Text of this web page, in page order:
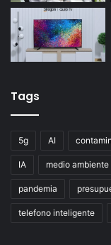
Tags
5g AI
IA medio ambiente
pandemia
telefono inteligente